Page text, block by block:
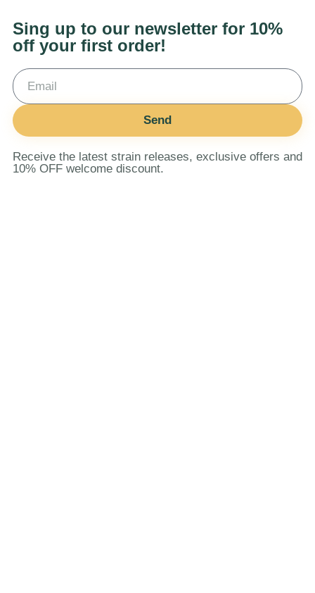
Sing up to our newsletter for 10%
off your first order!
Send
Receive the latest strain releases, exclusive offers and
10% OFF welcome discount.